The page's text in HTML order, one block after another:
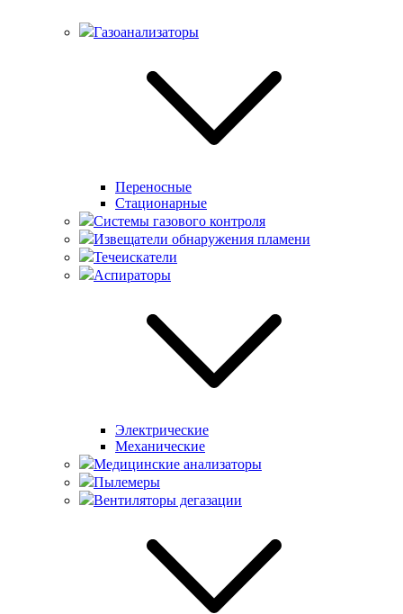
Газоанализаторы
Переносные
Стационарные
Системы газового контроля
Извещатели обнаружения пламени
Течеискатели
Аспираторы
Электрические
Механические
Медицинские анализаторы
Пылемеры
Вентиляторы дегазации